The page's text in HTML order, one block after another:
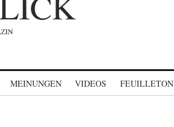
MEINUNGEN VIDEOS FEUILLETON